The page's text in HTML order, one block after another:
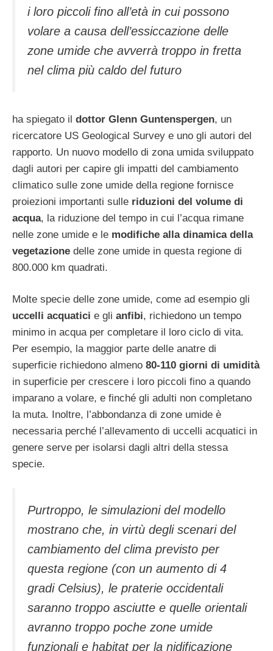
i loro piccoli fino all’età in cui possono
volare a causa dell’essiccazione delle
zone umide che avverrà troppo in fretta
nel clima più caldo del futuro
ha spiegato il dottor Glenn Guntenspergen, un
ricercatore US Geological Survey e uno gli autori del
rapporto. Un nuovo modello di zona umida sviluppato
dagli autori per capire gli impatti del cambiamento
climatico sulle zone umide della regione fornisce
proiezioni importanti sulle riduzioni del volume di
acqua, la riduzione del tempo in cui l’acqua rimane
nelle zone umide e le modifiche alla dinamica della
vegetazione delle zone umide in questa regione di
800.000 km quadrati.
Molte specie delle zone umide, come ad esempio gli
uccelli acquatici e gli anfibi, richiedono un tempo
minimo in acqua per completare il loro ciclo di vita.
Per esempio, la maggior parte delle anatre di
superficie richiedono almeno 80-110 giorni di umidità
in superficie per crescere i loro piccoli fino a quando
imparano a volare, e finché gli adulti non completano
la muta. Inoltre, l’abbondanza di zone umide è
necessaria perché l’allevamento di uccelli acquatici in
genere serve per isolarsi dagli altri della stessa
specie.
Purtroppo, le simulazioni del modello
mostrano che, in virtù degli scenari del
cambiamento del clima previsto per
questa regione (con un aumento di 4
gradi Celsius), le praterie occidentali
saranno troppo asciutte e quelle orientali
avranno troppo poche zone umide
funzionali e habitat per la nidificazione